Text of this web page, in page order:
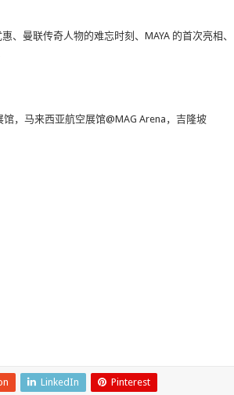
、曼联传奇人物的难忘时刻、MAYA 的首次亮相、
，马来西亚航空展馆@MAG Arena，吉隆坡
LinkedIn Pinterest